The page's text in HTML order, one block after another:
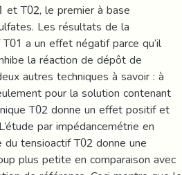
T02, le premier à base
Les résultats de la
a un effet négatif parce qu’il
la réaction de dépôt de
autres techniques à savoir : à
pour la solution contenant
T02 donne un effet positif et
par impédancemétrie en
tensioactif T02 donne une
plus petite en comparaison avec